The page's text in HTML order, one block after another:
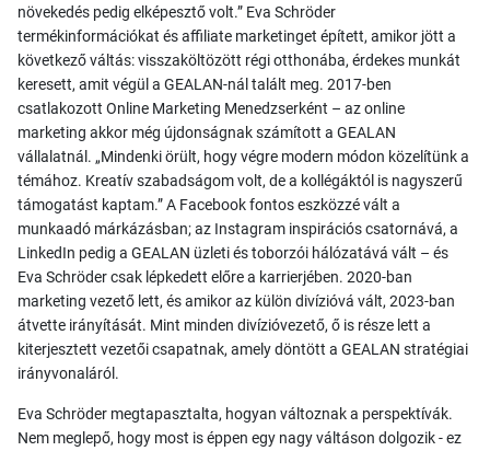
növekedés pedig elképesztő volt.” Eva Schröder
termékinformációkat és affiliate marketinget épített, amikor jött a
következő váltás: visszaköltözött régi otthonába, érdekes munkát
keresett, amit végül a GEALAN-nál talált meg. 2017-ben
csatlakozott Online Marketing Menedzserként – az online
marketing akkor még újdonságnak számított a GEALAN
vállalatnál. „Mindenki örült, hogy végre modern módon közelítünk a
témához. Kreatív szabadságom volt, de a kollégáktól is nagyszerű
támogatást kaptam.” A Facebook fontos eszközzé vált a
munkaadó márkázásban; az Instagram inspirációs csatornává, a
LinkedIn pedig a GEALAN üzleti és toborzói hálózatává vált – és
Eva Schröder csak lépkedett előre a karrierjében. 2020-ban
marketing vezető lett, és amikor az külön divízióvá vált, 2023-ban
átvette irányítását. Mint minden divízióvezető, ő is része lett a
kiterjesztett vezetői csapatnak, amely döntött a GEALAN stratégiai
irányvonaláról.
Eva Schröder megtapasztalta, hogyan változnak a perspektívák.
Nem meglepő, hogy most is éppen egy nagy váltáson dolgozik - ez